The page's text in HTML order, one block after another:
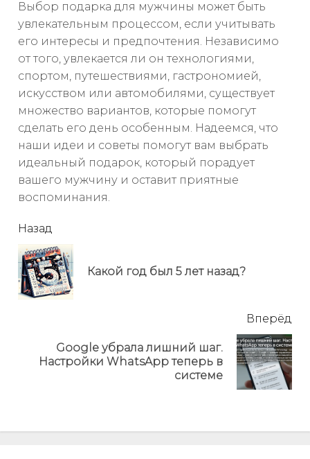
Выбор подарка для мужчины может быть
увлекательным процессом, если учитывать
его интересы и предпочтения. Независимо
от того, увлекается ли он технологиями,
спортом, путешествиями, гастрономией,
искусством или автомобилями, существует
множество вариантов, которые помогут
сделать его день особенным. Надеемся, что
наши идеи и советы помогут вам выбрать
идеальный подарок, который порадует
вашего мужчину и оставит приятные
воспоминания.
читать
еще
Назад
Какой год был 5 лет назад?
Вперёд
Next
Google убрала лишний шаг.
Настройки WhatsApp теперь в
системе